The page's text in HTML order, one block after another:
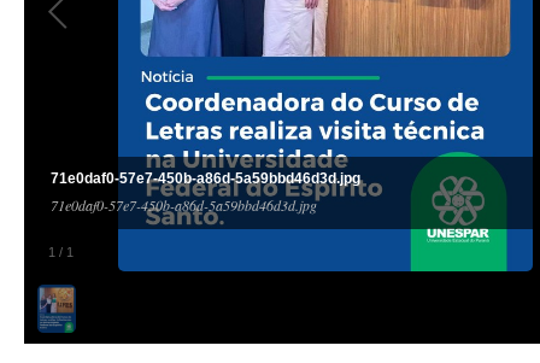
1 / 1
71e0daf0-57e7-450b-a86d-5a59bbd46d3d.jpg
71e0daf0-57e7-450b-a86d-5a59bbd46d3d.jpg